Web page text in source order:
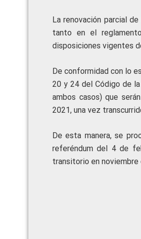
La renovación parcial
tanto en el
disposiciones vigentes
De conformidad con lo
20 y 24 del Código de
ambos casos) que
2021, una vez
De esta manera, se
referéndum del 4 de
transitorio en noviembre